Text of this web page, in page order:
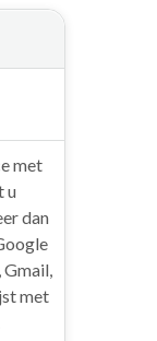
met
u
dan
met